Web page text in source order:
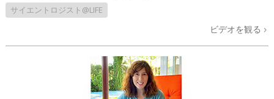
サイエントロジスト@LIFE
ビデオを観る